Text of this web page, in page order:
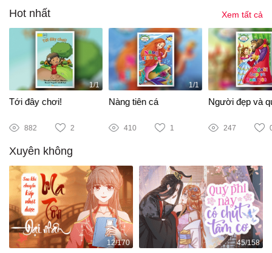
Hot nhất Xem tất cả
1/1
Tới đây chơi!
882 2
1/1
Nàng tiên cá
410 1
Người đẹp và
247
Xuyên không
12/170 45/158